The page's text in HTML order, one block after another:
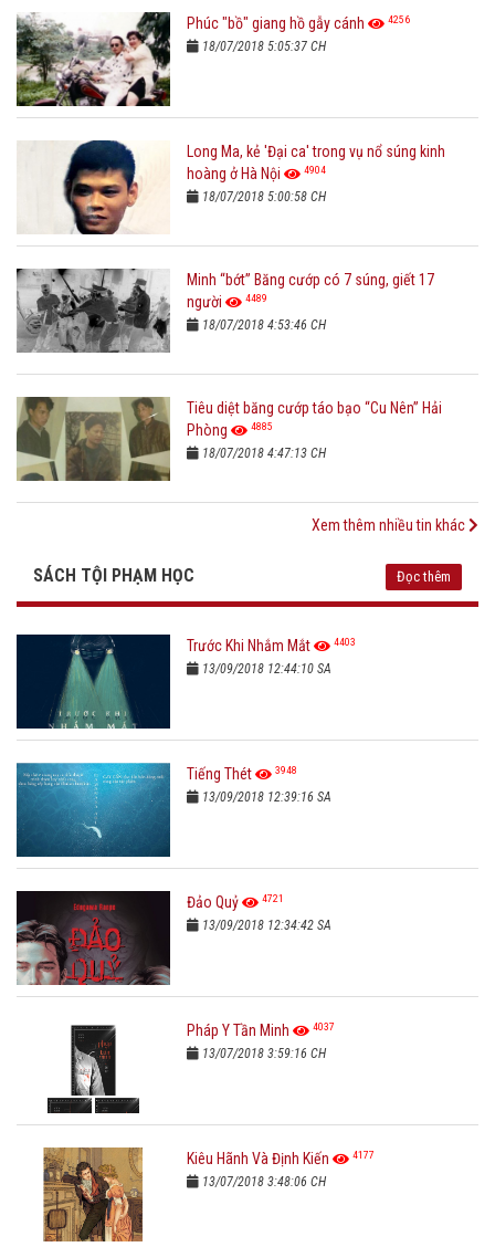
Phúc "bồ" giang hồ gẫy cánh 4256
18/07/2018 5:05:37 CH
Long Ma, kẻ 'Đại ca' trong vụ nổ súng kinh
hoàng ở Hà Nội
4904
18/07/2018 5:00:58 CH
Minh “bớt” Băng cướp có 7 súng, giết 17
người
4489
18/07/2018 4:53:46 CH
Tiêu diệt băng cướp táo bạo “Cu Nên” Hải
Phòng
4885
18/07/2018 4:47:13 CH
Xem thêm nhiều tin khác
SÁCH TỘI PHẠM HỌC Đọc thêm
Trước Khi Nhắm Mắt 4403
13/09/2018 12:44:10 SA
Tiếng Thét 3948
13/09/2018 12:39:16 SA
Đảo Quỷ 4721
13/09/2018 12:34:42 SA
Pháp Y Tần Minh 4037
13/07/2018 3:59:16 CH
Kiêu Hãnh Và Định Kiến 4177
13/07/2018 3:48:06 CH